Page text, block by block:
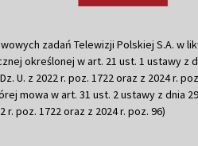
zadań Telewizji Polskiej S.A. w
określonej w art. 21 ust. 1 ustawy z
U. z 2022 r. poz. 1722 oraz z 2024 r.
mowa w art. 31 ust. 2 ustawy z dnia
r. poz. 1722 oraz z 2024 r. poz. 96)